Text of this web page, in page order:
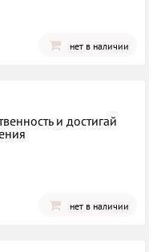
нет в наличии
и достигай
нет в наличии